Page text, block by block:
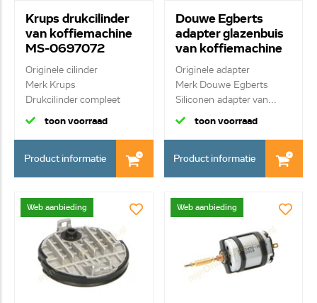
Krups drukcilinder
van koffiemachine
MS-0697072
Originele cilinder
Merk Krups
Drukcilinder compleet
toon voorraad
Product informatie
Douwe Egberts
adapter glazenbuis
van koffiemachine
60016
Originele adapter
Merk Douwe Egberts
Siliconen adapter van...
toon voorraad
Product informatie
Web aanbieding Web aanbieding